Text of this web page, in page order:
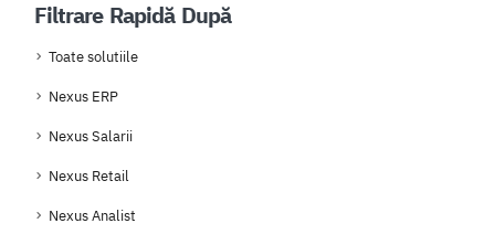
Filtrare Rapidă După
Toate solutiile
Nexus ERP
Nexus Salarii
Nexus Retail
Nexus Analist